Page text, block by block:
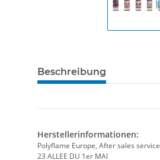
Beschreibung
Herstellerinformationen:
Polyflame Europe, After sales service
23 ALLEE DU 1er MAI